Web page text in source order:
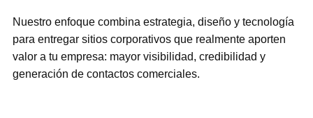
Nuestro enfoque combina estrategia, diseño y tecnología
para entregar sitios corporativos que realmente aporten
valor a tu empresa: mayor visibilidad, credibilidad y
generación de contactos comerciales.